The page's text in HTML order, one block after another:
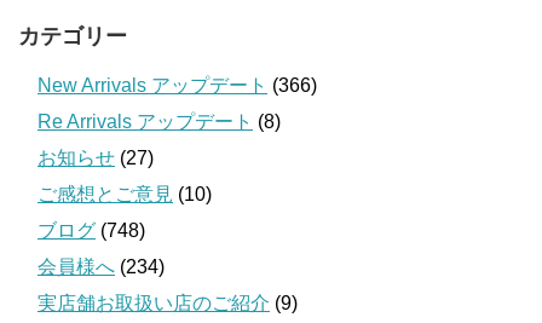
カテゴリー
New Arrivals アップデート (366)
Re Arrivals アップデート (8)
お知らせ (27)
ご感想とご意見 (10)
ブログ (748)
会員様へ (234)
実店舗お取扱い店のご紹介 (9)